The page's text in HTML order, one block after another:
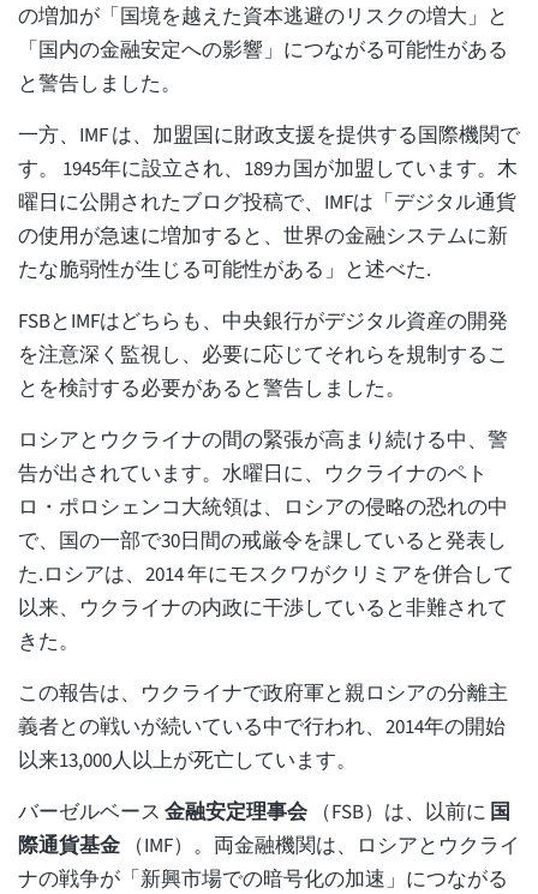
の増加が「国境を越えた資本逃避のリスクの増大」と
「国内の金融安定への影響」につながる可能性がある
と警告しました。
一方、IMF は、加盟国に財政支援を提供する国際機関で
す。 1945年に設立され、189カ国が加盟しています。木
曜日に公開されたブログ投稿で、IMFは「デジタル通貨
の使用が急速に増加すると、世界の金融システムに新
たな脆弱性が生じる可能性がある」と述べた.
FSBとIMFはどちらも、中央銀行がデジタル資産の開発
を注意深く監視し、必要に応じてそれらを規制するこ
とを検討する必要があると警告しました。
ロシアとウクライナの間の緊張が高まり続ける中、警
告が出されています。水曜日に、ウクライナのペト
ロ・ポロシェンコ大統領は、ロシアの侵略の恐れの中
で、国の一部で30日間の戒厳令を課していると発表し
た.ロシアは、2014 年にモスクワがクリミアを併合して
以来、ウクライナの内政に干渉していると非難されて
きた。
この報告は、ウクライナで政府軍と親ロシアの分離主
義者との戦いが続いている中で行われ、2014年の開始
以来13,000人以上が死亡しています。
バーゼルベース 金融安定理事会 （FSB）は、以前に 国
際通貨基金 （IMF）。両金融機関は、ロシアとウクライ
ナの戦争が「新興市場での暗号化の加速」につながる